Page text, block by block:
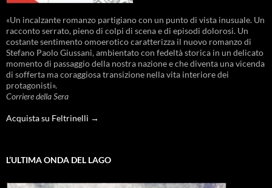
«Un incalzante romanzo partigiano con un punto di vista inusuale. Un
racconto serrato, pieno di colpi di scena e di episodi dolorosi. Un
costante sentimento omoerotico caratterizza il nuovo romanzo di
Stefano Paolo Giussani, ambientato con fedeltà storica in un delicato
momento di passaggio della nostra nazione e che diventa una vicenda
di sofferta ma coraggiosa transizione nella vita interiore dei
protagonisti».
Corriere della Sera
Acquista su Feltrinelli →
L’ULTIMA ONDA DEL LAGO